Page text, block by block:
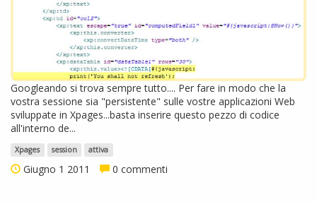
Googleando si trova sempre tutto.... Per fare in modo che la
vostra sessione sia "persistente" sulle vostre applicazioni Web
sviluppate in Xpages...basta inserire questo pezzo di codice
all'interno de...
Xpages session attiva
Giugno 1 2011 0 commenti